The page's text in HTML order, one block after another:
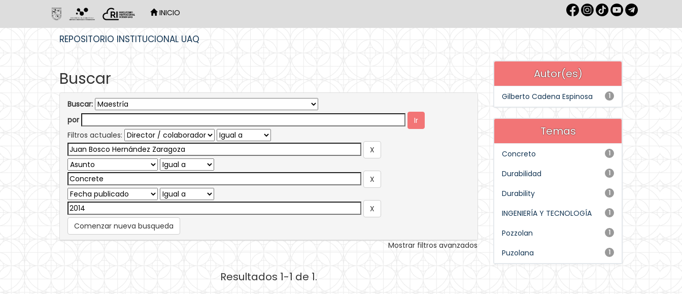
INICIO
REPOSITORIO INSTITUCIONAL UAQ
Buscar
Buscar:
por
Filtros actuales:
Comenzar nueva busqueda
Mostrar filtros avanzados
Resultados 1-1 de 1.
Autor(es)
1
Gilberto Cadena Espinosa
Temas
1
Concreto
1
Durabilidad
1
Durability
1
INGENIERÍA Y TECNOLOGÍA
1
Pozzolan
1
Puzolana